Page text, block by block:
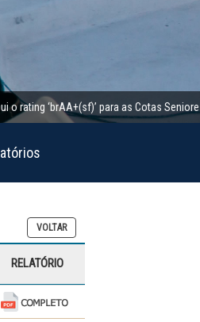
para as Cotas Seniores da
VOLTAR
RELATÓRIO